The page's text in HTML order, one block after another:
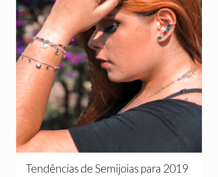
Tendências de Semijoias para 2019